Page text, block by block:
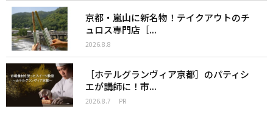
京都・嵐山に新名物！テイクアウトのチ
ュロス専門店［...
2026.8.8
［ホテルグランヴィア京都］のパティシ
エが講師に！市...
2026.8.7 PR